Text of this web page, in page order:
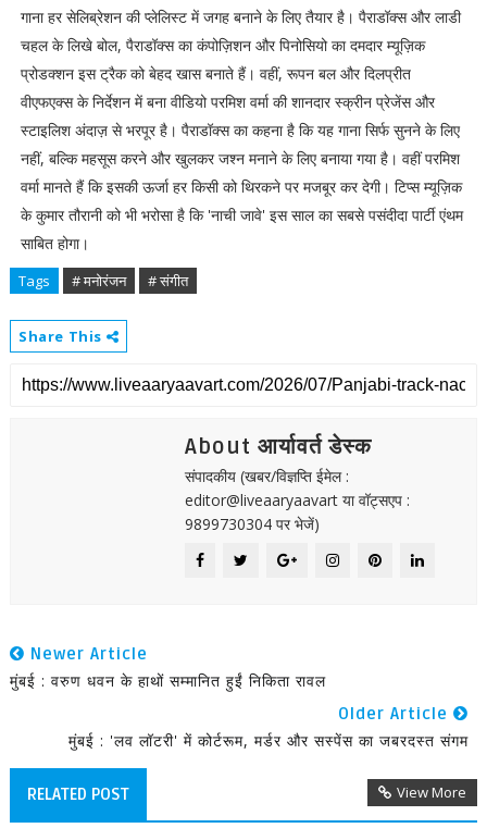
गाना हर सेलिब्रेशन की प्लेलिस्ट में जगह बनाने के लिए तैयार है। पैराडॉक्स और लाडी
चहल के लिखे बोल, पैराडॉक्स का कंपोज़िशन और पिनोसियो का दमदार म्यूज़िक
प्रोडक्शन इस ट्रैक को बेहद खास बनाते हैं। वहीं, रूपन बल और दिलप्रीत
वीएफएक्स के निर्देशन में बना वीडियो परमिश वर्मा की शानदार स्क्रीन प्रेजेंस और
स्टाइलिश अंदाज़ से भरपूर है। पैराडॉक्स का कहना है कि यह गाना सिर्फ सुनने के लिए
नहीं, बल्कि महसूस करने और खुलकर जश्न मनाने के लिए बनाया गया है। वहीं परमिश
वर्मा मानते हैं कि इसकी ऊर्जा हर किसी को थिरकने पर मजबूर कर देगी। टिप्स म्यूज़िक
के कुमार तौरानी को भी भरोसा है कि 'नाची जावे' इस साल का सबसे पसंदीदा पार्टी एंथम
साबित होगा।
Tags # मनोरंजन # संगीत
Share This
About आर्यावर्त डेस्क
संपादकीय (खबर/विज्ञप्ति ईमेल :
editor@liveaaryaavart या वॉट्सएप :
9899730304 पर भेजें)
Newer Article
मुंबई : वरुण धवन के हाथों सम्मानित हुईं निकिता रावल
Older Article
मुंबई : 'लव लॉटरी' में कोर्टरूम, मर्डर और सस्पेंस का जबरदस्त संगम
RELATED POST View More